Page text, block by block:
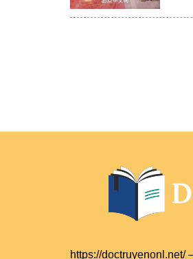
https://doctruyenonl.net/